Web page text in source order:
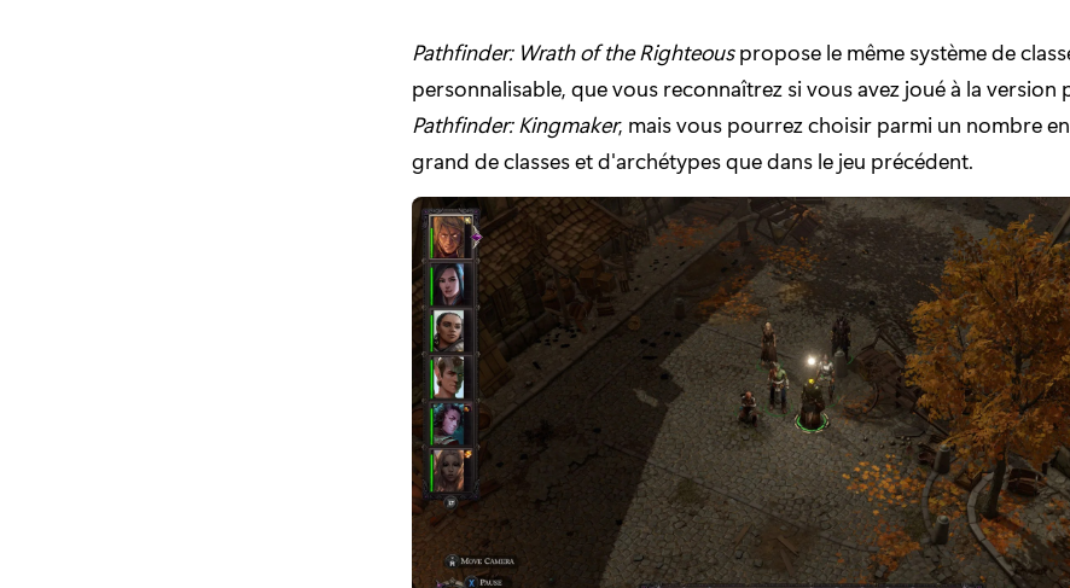
Pathfinder: Wrath of the Righteouspropose le même système de
personnalisable, que vous reconnaîtrez si vous avez joué à la version
Pathfinder: Kingmaker, mais vous pourrez choisir parmi un nombre
grand de classes et d'archétypes que dans le jeu précédent.